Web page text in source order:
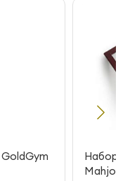
Набор